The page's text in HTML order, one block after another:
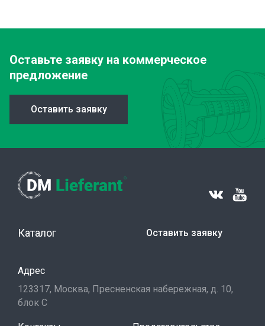
Оставьте заявку на коммерческое
предложение
Оставить заявку
Каталог Оставить заявку
Адрес
123317, Москва, Пресненская набережная, д. 10,
блок С